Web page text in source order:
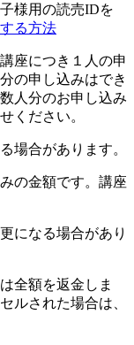
様用の読売IDを
る方法
座につき１人の申
の申し込みはでき
人分のお申し込み
ください。
場合があります。
の金額です。講座
になる場合があり
全額を返金しま
ルされた場合は、